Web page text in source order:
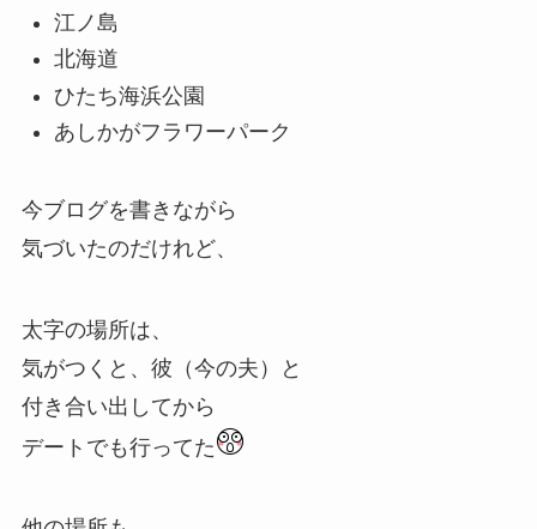
江ノ島
北海道
ひたち海浜公園
あしかがフラワーパーク
今ブログを書きながら
気づいたのだけれど、
太字の場所は、
気がつくと、彼（今の夫）と
付き合い出してから
デートでも行ってた